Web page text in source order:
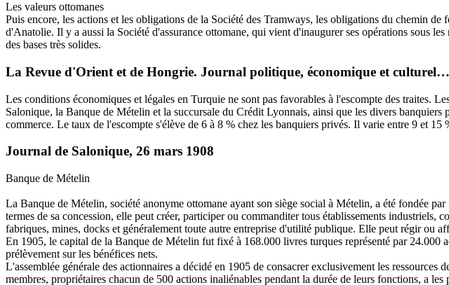
Les valeurs ottomanes
Puis encore, les actions et les obligations de la Société des Tramways, les obligations du chemin
d'Anatolie. Il y a aussi la Société d'assurance ottomane, qui vient d'inaugurer ses opérations sous
des bases très solides.
La Revue d'Orient et de Hongrie. Journal politique, économique et
Les conditions économiques et légales en Turquie ne sont pas favorables à l'escompte des traites.
Salonique, la Banque de Mételin et la succursale du Crédit Lyonnais, ainsi que les divers
commerce. Le taux de l'escompte s'élève de 6 à 8 % chez les banquiers privés. Il varie entre 9 et 15
Journal de Salonique, 26 mars 1908
Banque de Mételin
La Banque de Mételin, société anonyme ottomane ayant son siège social à Mételin, a été fondée
termes de sa concession, elle peut créer, participer ou commanditer tous établissements
fabriques, mines, docks et généralement toute autre entreprise d'utilité publique. Elle peut régir ou
En 1905, le capital de la Banque de Mételin fut fixé à 168.000 livres turques représenté par
prélèvement sur les bénéfices nets.
L'assemblée générale des actionnaires a décidé en 1905 de consacrer exclusivement les
membres, propriétaires chacun de 500 actions inaliénables pendant la durée de leurs fonctions, a